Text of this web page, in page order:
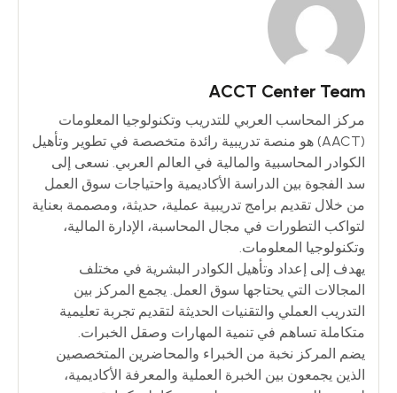
ACCT Center Team
مركز المحاسب العربي للتدريب وتكنولوجيا المعلومات
(AACT) هو منصة تدريبية رائدة متخصصة في تطوير وتأهيل
الكوادر المحاسبية والمالية في العالم العربي. نسعى إلى
سد الفجوة بين الدراسة الأكاديمية واحتياجات سوق العمل
من خلال تقديم برامج تدريبية عملية، حديثة، ومصممة بعناية
لتواكب التطورات في مجال المحاسبة، الإدارة المالية،
وتكنولوجيا المعلومات.
يهدف إلى إعداد وتأهيل الكوادر البشرية في مختلف
المجالات التي يحتاجها سوق العمل. يجمع المركز بين
التدريب العملي والتقنيات الحديثة لتقديم تجربة تعليمية
متكاملة تساهم في تنمية المهارات وصقل الخبرات.
يضم المركز نخبة من الخبراء والمحاضرين المتخصصين
الذين يجمعون بين الخبرة العملية والمعرفة الأكاديمية،